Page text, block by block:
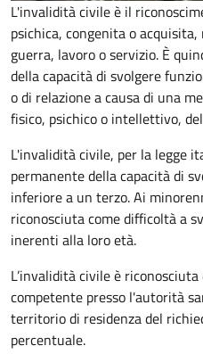
L'invalidità civile è il
psichica, congenita o
guerra, lavoro o servizio. È
della capacità di svolgere
o di relazione a causa di una
fisico, psichico o intellettivo,
L'invalidità civile, per la legge
permanente della capacità di
inferiore a un terzo. Ai
riconosciuta come difficoltà a
inerenti alla loro età.
L’invalidità civile è
competente presso l'autorità
territorio di residenza del
percentuale.